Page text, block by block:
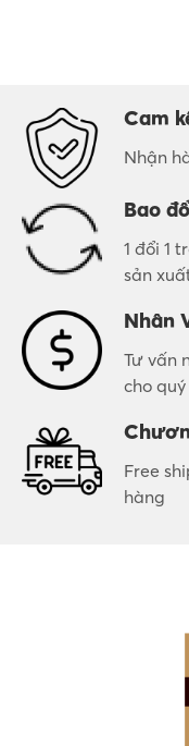
Cam
Nhận
Bao
1 đổi 1
sản
Nhân
Tư vấn
cho
Free
hàng